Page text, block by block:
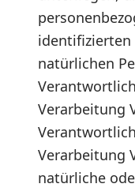
natürlichen
Verarbeitung
Verarbeitung
natürliche